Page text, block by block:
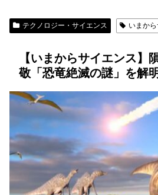
テクノロジー・サイエンス いまか
【いまからサイエンス】
敬「恐竜絶滅の謎」を解